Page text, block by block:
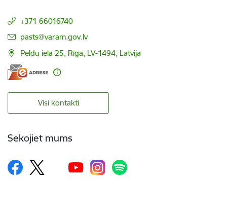
+371 66016740
E-pasts:
pasts@varam.gov.lv
Peldu iela 25, Rīga, LV-1494, Latvija
Visi kontakti
Sekojiet mums